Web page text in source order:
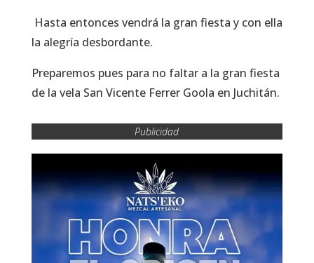
Hasta entonces vendrá la gran fiesta y con ella
la alegría desbordante.
Preparemos pues para no faltar a la gran fiesta
de la vela San Vicente Ferrer Goola en Juchitán.
Publicidad